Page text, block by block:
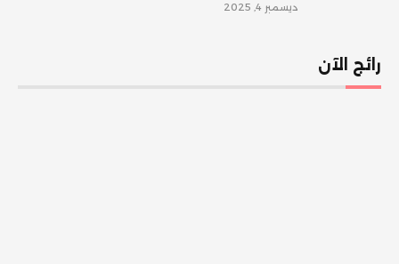
ديسمبر 4, 2025
رائج الآن